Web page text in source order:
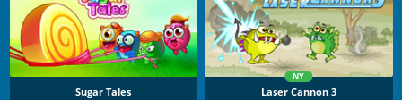
Sugar Tales
NY
Laser Cannon 3